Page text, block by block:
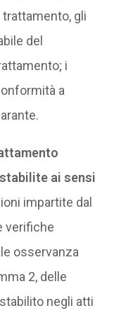
trattamento, gli
del
i
a
ai sensi
impartite dal
verifiche
osservanza
2, delle
negli atti